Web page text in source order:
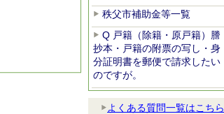
秩父市補助金等一覧
Q 戸籍（除籍・原戸籍）謄
抄本・戸籍の附票の写し・身
分証明書を郵便で請求したい
のですが。
よくある質問一覧はこちら